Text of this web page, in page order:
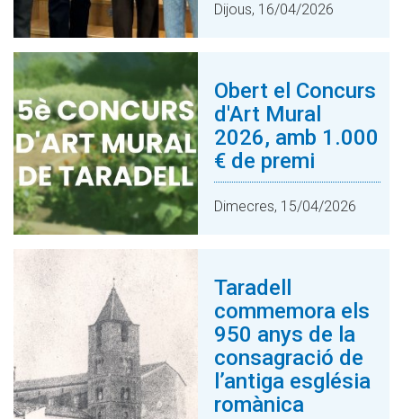
Dijous, 16/04/2026
Obert el Concurs
d'Art Mural
2026, amb 1.000
€ de premi
Dimecres, 15/04/2026
Taradell
commemora els
950 anys de la
consagració de
l’antiga església
romànica